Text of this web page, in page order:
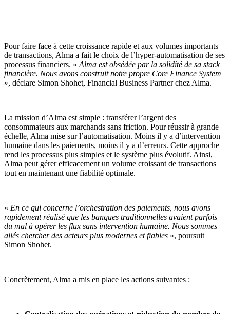
Pour faire face à cette croissance rapide et aux volumes importants
de transactions, Alma a fait le choix de l’hyper-automatisation de ses
processus financiers. « Alma est obsédée par la solidité de sa stack
financière. Nous avons construit notre propre Core Finance System
», déclare Simon Shohet, Financial Business Partner chez Alma.
La mission d’Alma est simple : transférer l’argent des
consommateurs aux marchands sans friction. Pour réussir à grande
échelle, Alma mise sur l’automatisation. Moins il y a d’intervention
humaine dans les paiements, moins il y a d’erreurs. Cette approche
rend les processus plus simples et le système plus évolutif. Ainsi,
Alma peut gérer efficacement un volume croissant de transactions
tout en maintenant une fiabilité optimale.
« En ce qui concerne l’orchestration des paiements, nous avons
rapidement réalisé que les banques traditionnelles avaient parfois
du mal à opérer les flux sans intervention humaine. Nous sommes
allés chercher des acteurs plus modernes et fiables », poursuit
Simon Shohet.
Concrètement, Alma a mis en place les actions suivantes :